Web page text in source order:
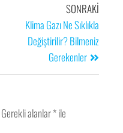
SONRAKI
Klima Gazı Ne Sıklıkla
Değiştirilir? Bilmeniz
Gerekenler
Gerekli alanlar*ile